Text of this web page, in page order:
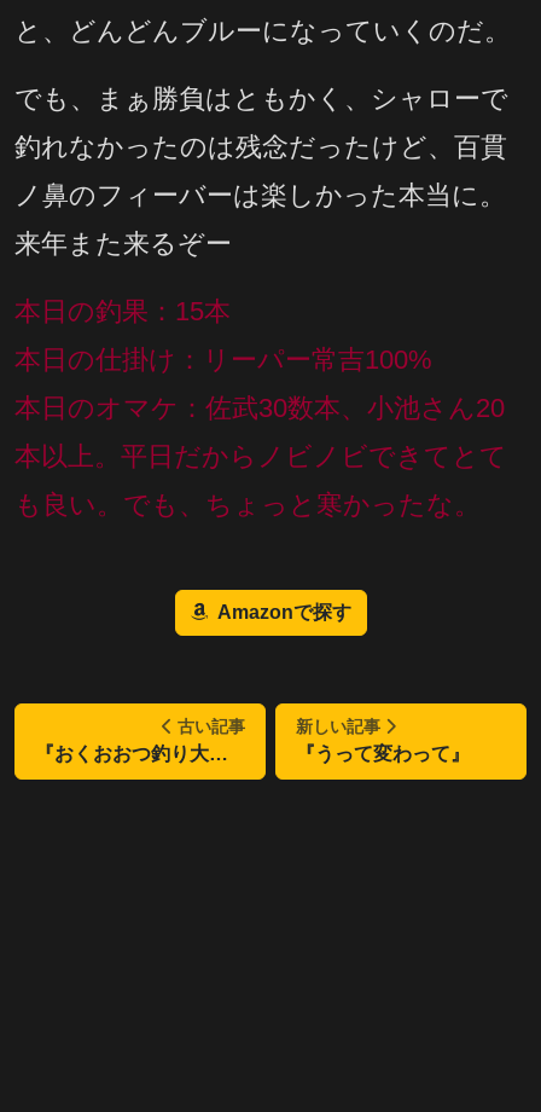
と、どんどんブルーになっていくのだ。
でも、まぁ勝負はともかく、シャローで
釣れなかったのは残念だったけど、百貫
ノ鼻のフィーバーは楽しかった本当に。
来年また来るぞー
本日の釣果：15本
本日の仕掛け：リーパー常吉100%
本日のオマケ：佐武30数本、小池さん20
本以上。平日だからノビノビできてとて
も良い。でも、ちょっと寒かったな。
Amazonで探す
古い記事
『おくおおつ釣り大会』
新しい記事
『うって変わって』